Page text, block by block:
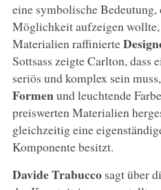
eine symbolische Bedeutung,
Möglichkeit aufzeigen
Materialien raffinierte
Sottsass zeigte Carlton, dass
seriös und komplex sein
Formenund leuchtende
preiswerten Materialien
gleichzeitig eine
Komponente besitzt.
Davide Trabuccosagt über